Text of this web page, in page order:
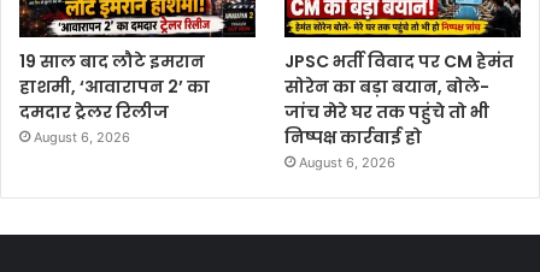
19 साल बाद लौटे इमरान
हाशमी, ‘आवारापन 2’ का
दमदार ट्रेलर रिलीज
August 6, 2026
JPSC भर्ती विवाद पर CM हेमंत
सोरेन का बड़ा बयान, बोले-
जांच मेरे घर तक पहुंचे तो भी
निष्पक्ष कार्रवाई हो
August 6, 2026